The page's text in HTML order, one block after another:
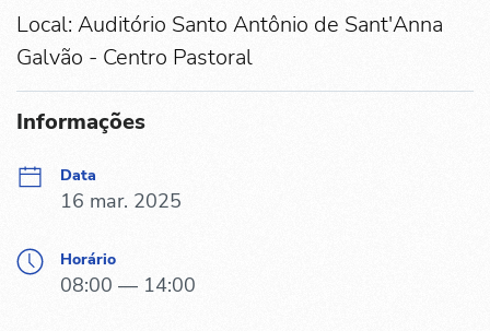
Local: Auditório Santo Antônio de Sant'Anna
Galvão - Centro Pastoral
Informações
Data
16 mar. 2025
Horário
08:00 — 14:00